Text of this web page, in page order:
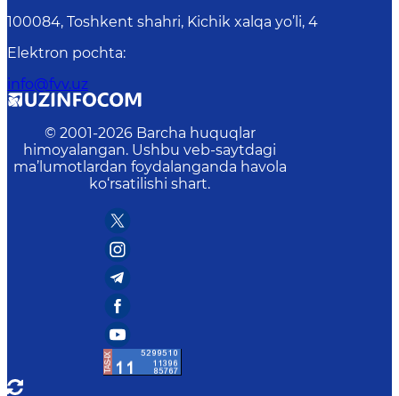
100084, Toshkent shahri, Kichik xalqa yo’li, 4
Elektron pochta:
info@fvv.uz
© 2001-2026 Barcha huquqlar
himoyalangan. Ushbu veb-saytdagi
ma’lumotlardan foydalanganda havola
ko‘rsatilishi shart.